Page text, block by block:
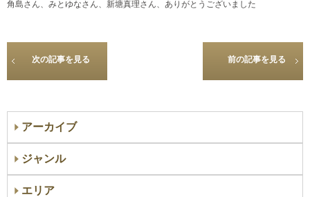
角島さん、みとゆなさん、新塘真理さん、ありがとうございました
次の記事を見る 前の記事を見る
アーカイブ
ジャンル
エリア